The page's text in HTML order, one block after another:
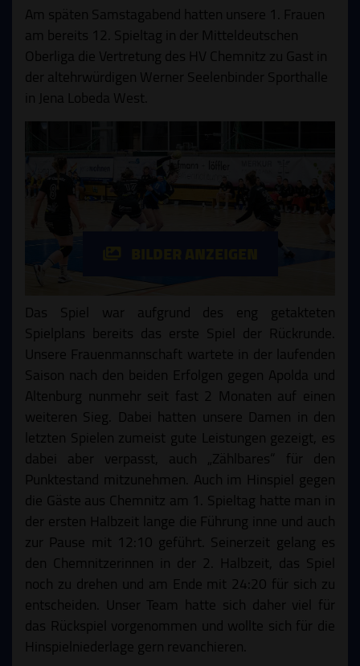
Am späten Samstagabend hatten unsere 1. Frauen
am bereits 12. Spieltag in der Mitteldeutschen
Oberliga die Vertretung des HV Chemnitz zu Gast in
der altehrwürdigen Werner Seelenbinder Sporthalle
in Jena Lobeda West.
Das Spiel war aufgrund des eng getakteten
Spielplans bereits das erste Spiel der Rückrunde.
Unsere Frauenmannschaft wartete in der laufenden
Saison nach den beiden Erfolgen gegen Apolda und
Altenburg nunmehr seit fast 2 Monaten auf einen
weiteren Sieg. Dabei hatten unsere Damen in den
letzten Spielen zumeist gute Leistungen gezeigt, es
dabei aber verpasst, auch „Zählbares“ für den
Punktestand mitzunehmen. Auch im Hinspiel gegen
die Gäste aus Chemnitz am 1. Spieltag hatte man in
der ersten Halbzeit lange die Führung inne und auch
zur Pause mit 12:10 geführt. Seinerzeit gelang es
den Chemnitzerinnen in der 2. Halbzeit, das Spiel
noch zu drehen und am Ende mit 24:20 für sich zu
entscheiden. Unser Team hatte sich daher viel für
das Rückspiel vorgenommen und wollte sich für die
Hinspielniederlage gern revanchieren.